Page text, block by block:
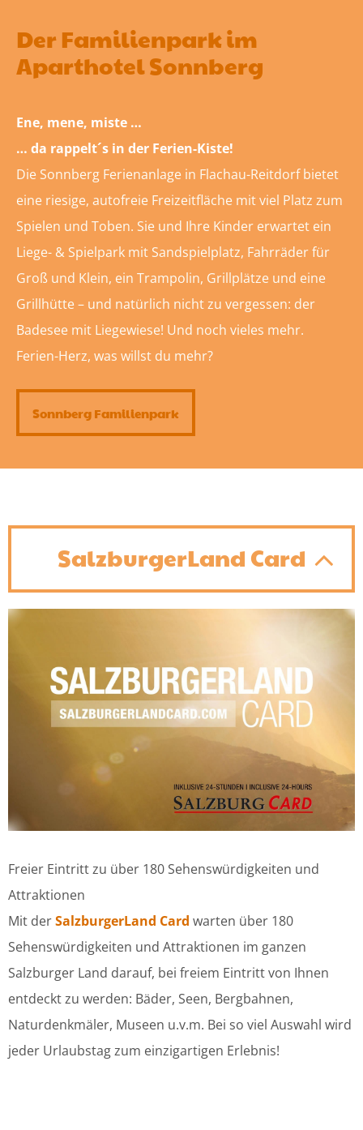
Der Familienpark im
Aparthotel Sonnberg
Ene, mene, miste …
… da rappelt´s in der Ferien-Kiste!
Die Sonnberg Ferienanlage in Flachau-Reitdorf bietet
eine riesige, autofreie Freizeitfläche mit viel Platz zum
Spielen und Toben. Sie und Ihre Kinder erwartet ein
Liege- & Spielpark mit Sandspielplatz, Fahrräder für
Groß und Klein, ein Trampolin, Grillplätze und eine
Grillhütte – und natürlich nicht zu vergessen: der
Badesee mit Liegewiese! Und noch vieles mehr.
Ferien-Herz, was willst du mehr?
Sonnberg Familienpark
SalzburgerLand Card
Freier Eintritt zu über 180 Sehenswürdigkeiten und
Attraktionen
Mit derSalzburgerLand Card warten über 180
Sehenswürdigkeiten und Attraktionen im ganzen
Salzburger Land darauf, bei freiem Eintritt von Ihnen
entdeckt zu werden: Bäder, Seen, Bergbahnen,
Naturdenkmäler, Museen u.v.m. Bei so viel Auswahl wird
jeder Urlaubstag zum einzigartigen Erlebnis!